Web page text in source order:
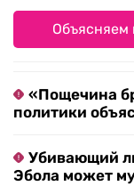
Объясняем
«Пощечина
политики
Убивающий
Эбола может